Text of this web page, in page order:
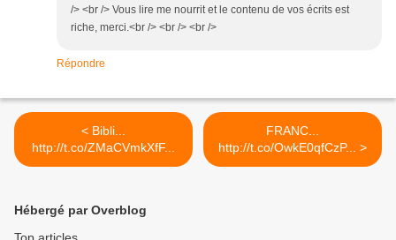
/> <br /> Vous lire me nourrit et le contenu de vos écrits est
riche, merci.<br /> <br /> <br />
Répondre
< Bibli...
http://t.co/ZMaCVmkXfF...
FRANC...
http://t.co/OwkE0qfCzP... >
Hébergé par Overblog